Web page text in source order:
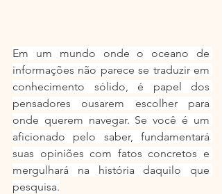
Em um mundo onde o oceano de
informações não parece se traduzir em
conhecimento sólido, é papel dos
pensadores ousarem escolher para
onde querem navegar. Se você é um
aficionado pelo saber, fundamentará
suas opiniões com fatos concretos e
mergulhará na história daquilo que
pesquisa.